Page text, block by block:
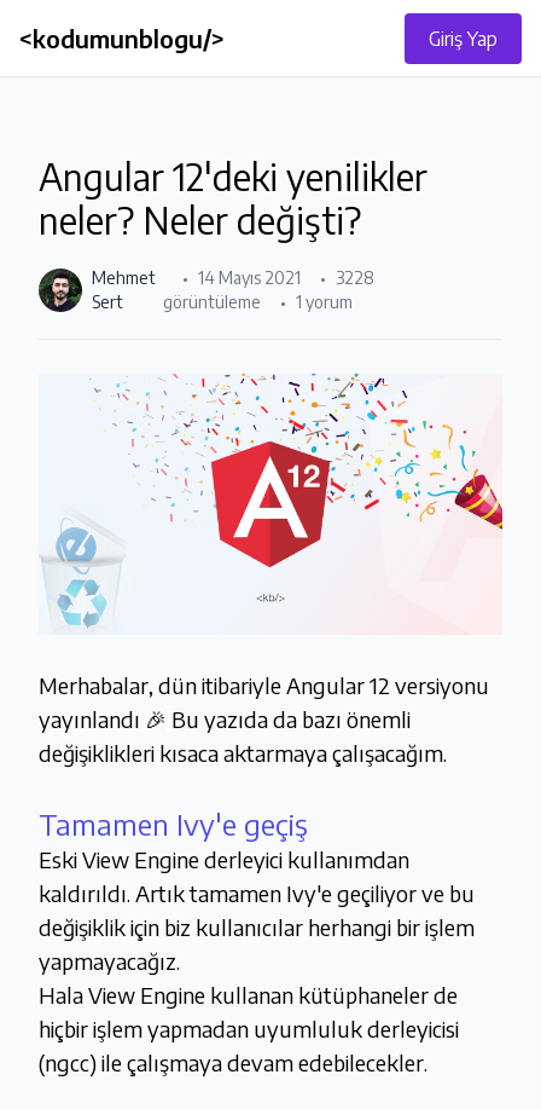
<kodumunblogu/> Giriş Yap
Angular 12'deki yenilikler
neler? Neler değişti?
Mehmet
Sert
14 Mayıs 2021
3228
görüntüleme
1 yorum
Merhabalar, dün itibariyle Angular 12 versiyonu
yayınlandı 🎉 Bu yazıda da bazı önemli
değişiklikleri kısaca aktarmaya çalışacağım.
Tamamen Ivy'e geçiş
Eski View Engine derleyici kullanımdan
kaldırıldı. Artık tamamen Ivy'e geçiliyor ve bu
değişiklik için biz kullanıcılar herhangi bir işlem
yapmayacağız.
Hala View Engine kullanan kütüphaneler de
hiçbir işlem yapmadan uyumluluk derleyicisi
(ngcc) ile çalışmaya devam edebilecekler.